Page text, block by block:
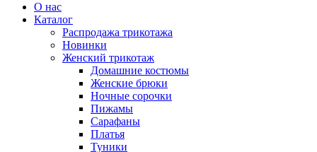
О нас
Каталог
Распродажа трикотажа
Новинки
Женский трикотаж
Домашние костюмы
Женские брюки
Ночные сорочки
Пижамы
Сарафаны
Платья
Туники